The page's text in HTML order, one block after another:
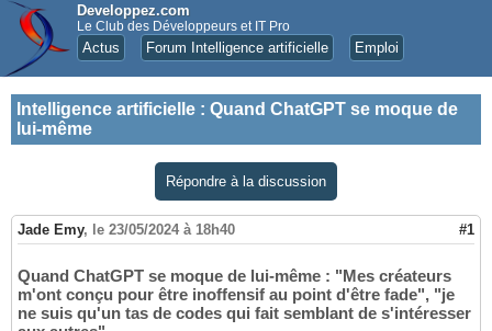
Developpez.com
Le Club des Développeurs et IT Pro
Actus Forum Intelligence artificielle Emploi
Intelligence artificielle : Quand ChatGPT se moque de
lui-même
Répondre à la discussion
Jade Emy, le 23/05/2024 à 18h40 #1
Quand ChatGPT se moque de lui-même : "Mes créateurs
m'ont conçu pour être inoffensif au point d'être fade", "je
ne suis qu'un tas de codes qui fait semblant de s'intéresser